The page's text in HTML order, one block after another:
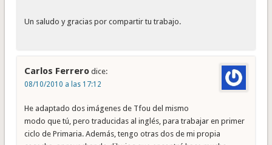
Un saludo y gracias por compartir tu trabajo.
Carlos Ferrero dice:
08/10/2010 a las 17:12
He adaptado dos imágenes de Tfou del mismo
modo que tú, pero traducidas al inglés, para trabajar en primer
ciclo de Primaria. Además, tengo otras dos de mi propia